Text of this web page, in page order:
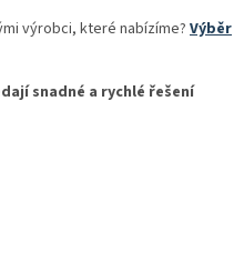
výrobci, které nabízíme? Výběr
snadné a rychlé řešení